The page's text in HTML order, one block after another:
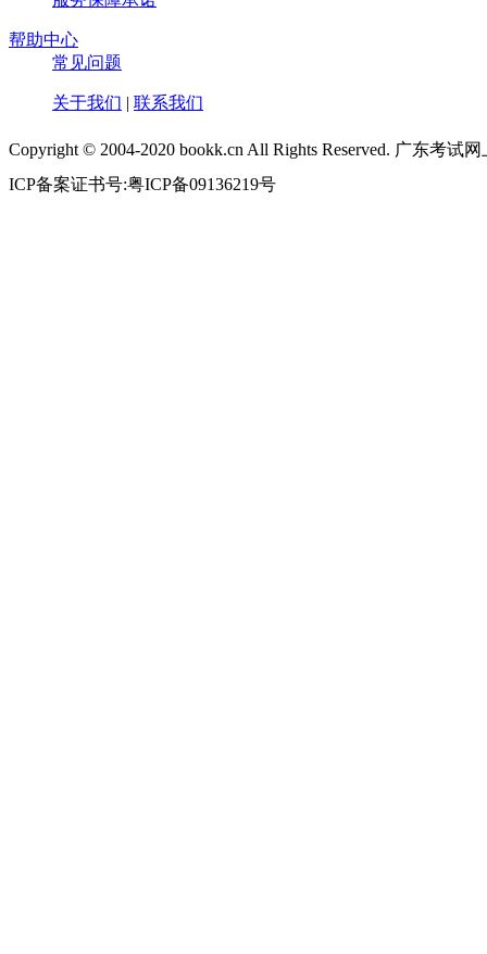
帮助中心
常见问题
关于我们 | 联系我们
Copyright © 2004-2020 bookk.cn All Rights Reserved. 广东考试
ICP备案证书号:粤ICP备09136219号